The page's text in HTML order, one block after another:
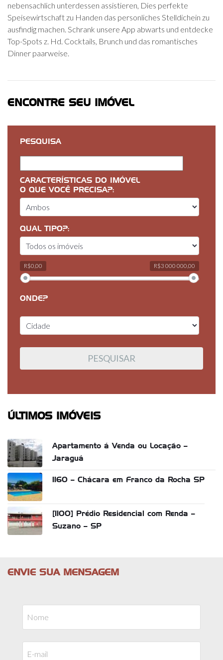
nebensachlich unterdessen assistieren, Dies perfekte
Speisewirtschaft zu Handen das personliches Stelldichein zu
ausfindig machen. Schrank unsere App abwarts und entdecke
Top-Spots z. Hd. Cocktails, Brunch und das romantisches
Dinner paarweise.
ENCONTRE SEU IMÓVEL
PESQUISA
CARACTERÍSTICAS DO IMÓVEL
O QUE VOCÊ PRECISA?:
QUAL TIPO?:
R$0,00 R$3 000 000,00
ONDE?
ÚLTIMOS IMÓVEIS
Apartamento á Venda ou Locação –
Jaraguá
1160 – Chácara em Franco da Rocha SP
[1100] Prédio Residencial com Renda –
Suzano – SP
ENVIE SUA MENSAGEM